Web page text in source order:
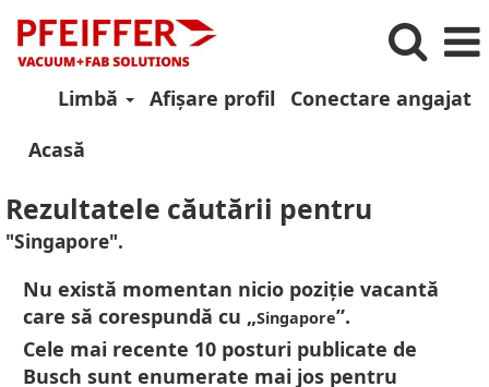
Limbă Afișare profil
Conectare angajat
Acasă
Rezultatele căutării pentru
"Singapore".
Nu există momentan nicio poziție vacantă
care să corespundă cu „Singapore”.
Cele mai recente 10 posturi publicate de
Busch sunt enumerate mai jos pentru